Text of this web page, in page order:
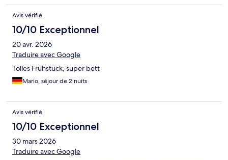
Avis vérifié
10/10 Exceptionnel
20 avr. 2026
Traduire avec Google
Tolles Frühstück, super bett
Mario, séjour de 2 nuits
Avis vérifié
10/10 Exceptionnel
30 mars 2026
Traduire avec Google